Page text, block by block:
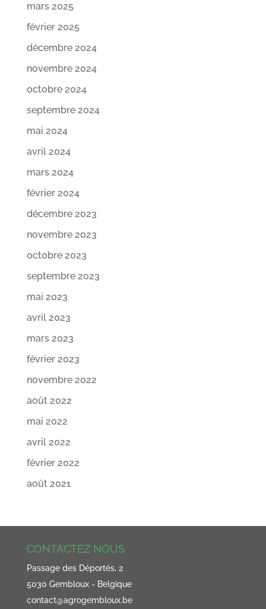
mars 2025
février 2025
décembre 2024
novembre 2024
octobre 2024
septembre 2024
mai 2024
avril 2024
mars 2024
février 2024
décembre 2023
novembre 2023
octobre 2023
septembre 2023
mai 2023
avril 2023
mars 2023
février 2023
novembre 2022
août 2022
mai 2022
avril 2022
février 2022
août 2021
CONTACTEZ NOUS
Passage des Déportés, 2
5030 Gembloux - Belgique
contact@agrogembloux.be